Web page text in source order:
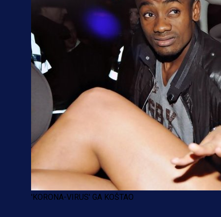
'KORONA-VIRUS' GA KOŠTAO